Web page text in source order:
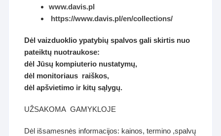
www.davis.pl
https://www.davis.pl/en/collections/
Dėl vaizduoklio ypatybių spalvos gali skirtis nuo
pateiktų nuotraukose:
dėl Jūsų kompiuterio nustatymų,
dėl monitoriaus raiškos,
dėl apšvietimo ir kitų sąlygų.
UŽSAKOMA GAMYKLOJE
Dėl išsamesnės informacijos: kainos, termino ,spalvų